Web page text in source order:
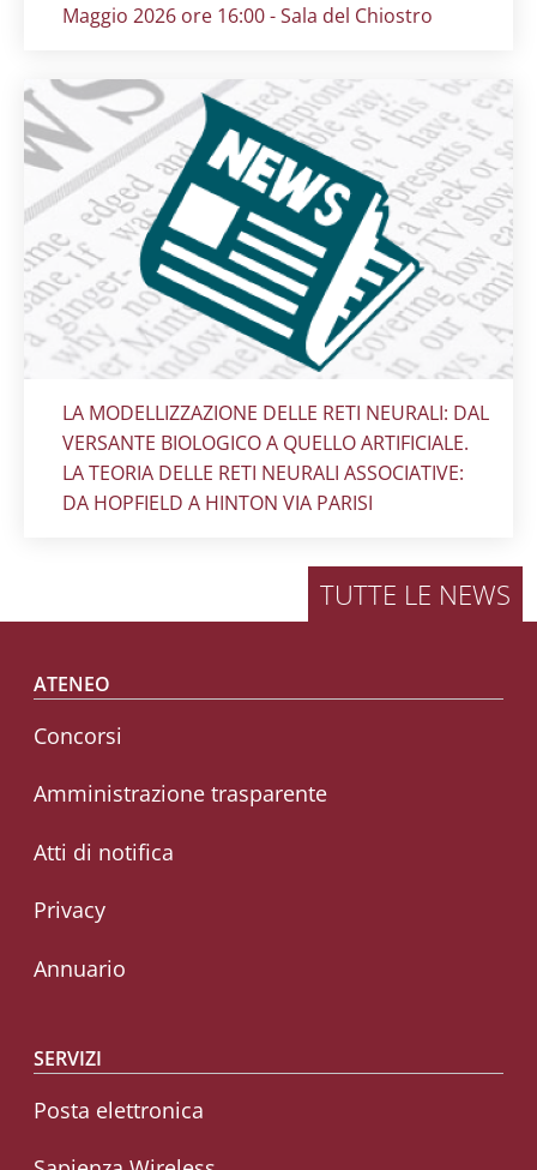
Maggio 2026 ore 16:00 - Sala del Chiostro
Titolo card:
LA MODELLIZZAZIONE DELLE RETI NEURALI: DAL
VERSANTE BIOLOGICO A QUELLO ARTIFICIALE.
LA TEORIA DELLE RETI NEURALI ASSOCIATIVE:
DA HOPFIELD A HINTON VIA PARISI
TUTTE LE NEWS
Footer menu
ATENEO
Concorsi
Amministrazione trasparente
Atti di notifica
Privacy
Annuario
SERVIZI
Posta elettronica